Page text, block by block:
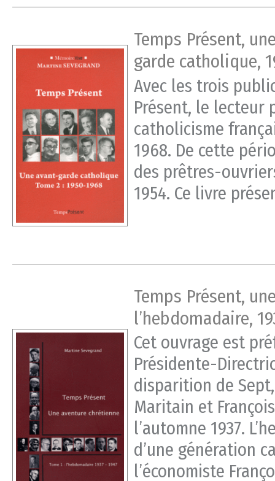
Temps Présent,
garde catholique,
Avec les trois
Présent, le lecteur
catholicisme
1968. De cette
des prêtres-
1954. Ce livre
Temps Présent,
l’hebdomadaire,
Cet ouvrage est
Présidente-
disparition de
Maritain et
l’automne 1937.
d’une génération
l’économiste